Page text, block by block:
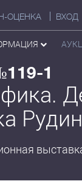
ОЦЕНКА ВХОД
1